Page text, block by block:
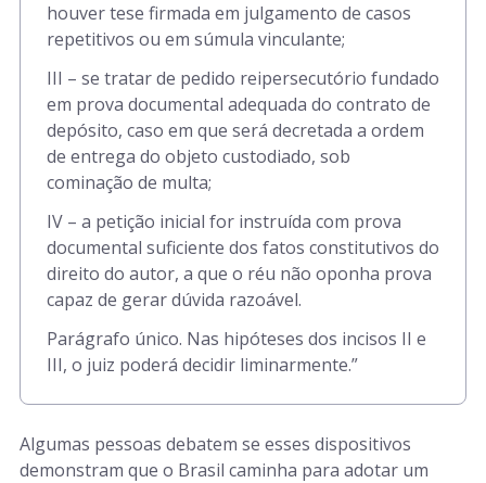
houver tese firmada em julgamento de casos
repetitivos ou em súmula vinculante;
III – se tratar de pedido reipersecutório fundado
em prova documental adequada do contrato de
depósito, caso em que será decretada a ordem
de entrega do objeto custodiado, sob
cominação de multa;
IV – a petição inicial for instruída com prova
documental suficiente dos fatos constitutivos do
direito do autor, a que o réu não oponha prova
capaz de gerar dúvida razoável.
Parágrafo único. Nas hipóteses dos incisos II e
III, o juiz poderá decidir liminarmente.”
Algumas pessoas debatem se esses dispositivos
demonstram que o Brasil caminha para adotar um